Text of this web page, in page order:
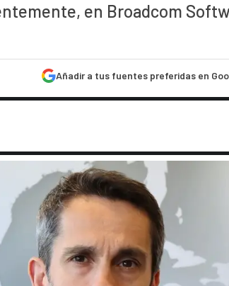
en Broadcom
Añadir a tus fuentes preferidas en